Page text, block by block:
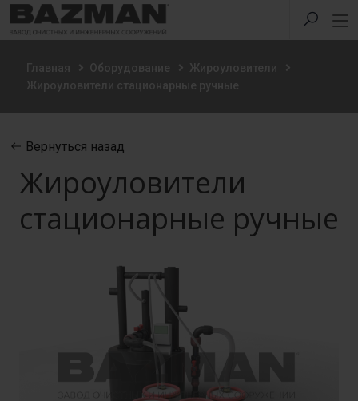
Главная Оборудование
Жироуловители
Жироуловители стационарные ручные
Вернуться назад
Жироуловители
стационарные ручные